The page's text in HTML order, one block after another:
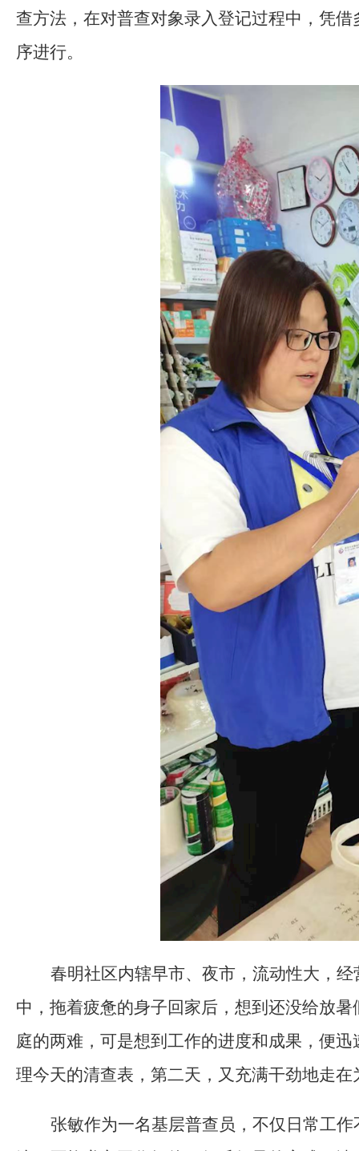
查方法，在对普查对象录入登记过程中，凭
序进行。
春明社区内辖早市、夜市，流动性大， 经
中，拖着疲惫的身子回家后，想到还没给放
庭的两难，可是想到工作的进度和成果，便
理今天的清查表 ，第二天，又充满干劲地走
张敏作为一名基层普查员，不仅日常工